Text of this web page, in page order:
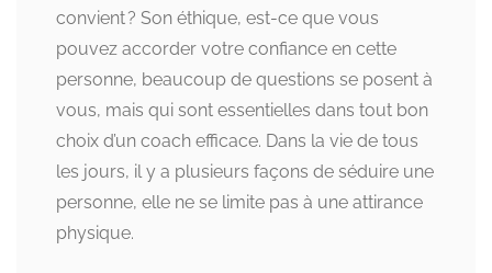
convient ? Son éthique, est-ce que vous
pouvez accorder votre confiance en cette
personne, beaucoup de questions se posent à
vous, mais qui sont essentielles dans tout bon
choix d’un coach efficace. Dans la vie de tous
les jours, il y a plusieurs façons de séduire une
personne, elle ne se limite pas à une attirance
physique.